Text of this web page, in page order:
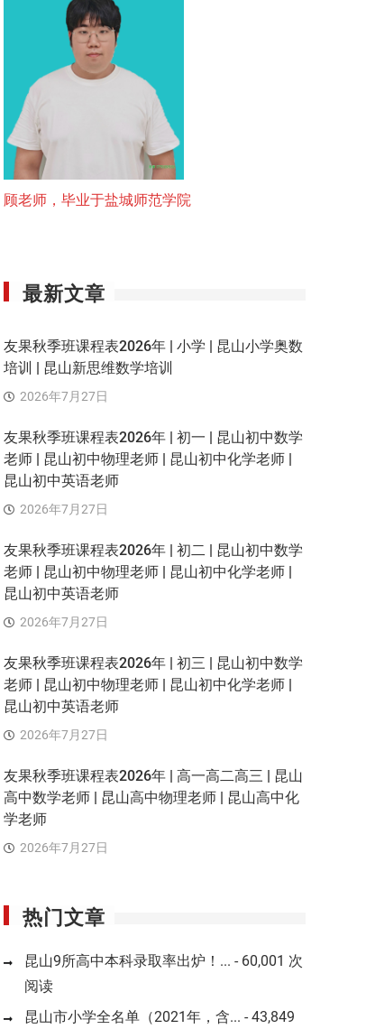
顾老师，毕业于盐城师范学院
最新文章
友果秋季班课程表2026年 | 小学 | 昆山小学奥数
培训 | 昆山新思维数学培训
2026年7月27日
友果秋季班课程表2026年 | 初一 | 昆山初中数学
老师 | 昆山初中物理老师 | 昆山初中化学老师 |
昆山初中英语老师
2026年7月27日
友果秋季班课程表2026年 | 初二 | 昆山初中数学
老师 | 昆山初中物理老师 | 昆山初中化学老师 |
昆山初中英语老师
2026年7月27日
友果秋季班课程表2026年 | 初三 | 昆山初中数学
老师 | 昆山初中物理老师 | 昆山初中化学老师 |
昆山初中英语老师
2026年7月27日
友果秋季班课程表2026年 | 高一高二高三 | 昆山
高中数学老师 | 昆山高中物理老师 | 昆山高中化
学老师
2026年7月27日
热门文章
昆山9所高中本科录取率出炉！... - 60,001 次
阅读
昆山市小学全名单（2021年，含... - 43,849